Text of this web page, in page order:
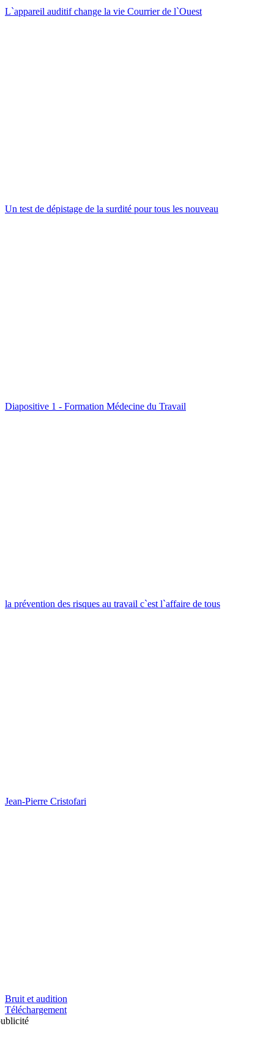
L`appareil auditif change la vie Courrier de l`Ouest
Un test de dépistage de la surdité pour tous les nouveau
Diapositive 1 - Formation Médecine du Travail
la prévention des risques au travail c`est l`affaire de tous
Jean-Pierre Cristofari
Bruit et audition
Téléchargement